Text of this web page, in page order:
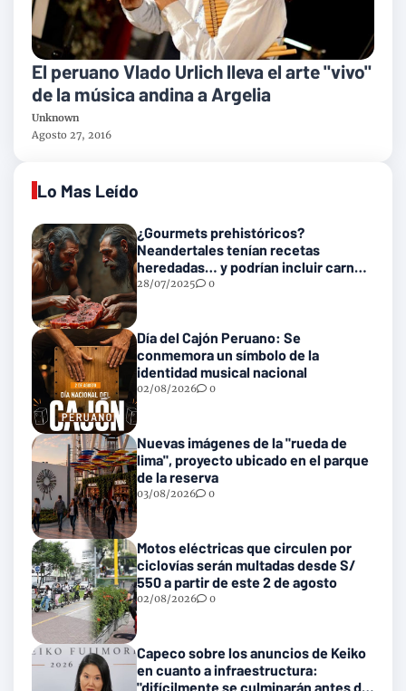
El peruano Vlado Urlich lleva el arte "vivo"
de la música andina a Argelia
Unknown
Agosto 27, 2016
Lo Mas Leído
¿Gourmets prehistóricos?
Neandertales tenían recetas
heredadas… y podrían incluir carne
con gusanos
28/07/2025 0
Día del Cajón Peruano: Se
conmemora un símbolo de la
identidad musical nacional
02/08/2026 0
Nuevas imágenes de la "rueda de
lima", proyecto ubicado en el parque
de la reserva
03/08/2026 0
Motos eléctricas que circulen por
ciclovías serán multadas desde S/
550 a partir de este 2 de agosto
02/08/2026 0
Capeco sobre los anuncios de Keiko
en cuanto a infraestructura:
"difícilmente se culminarán antes del